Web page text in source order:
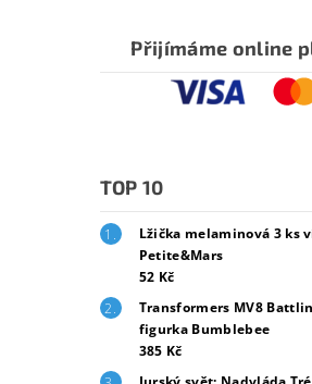
Přijímáme online
TOP 10
Lžička melaminová 3 ks
Petite&Mars
52 Kč
Transformers MV8
figurka Bumblebee
385 Kč